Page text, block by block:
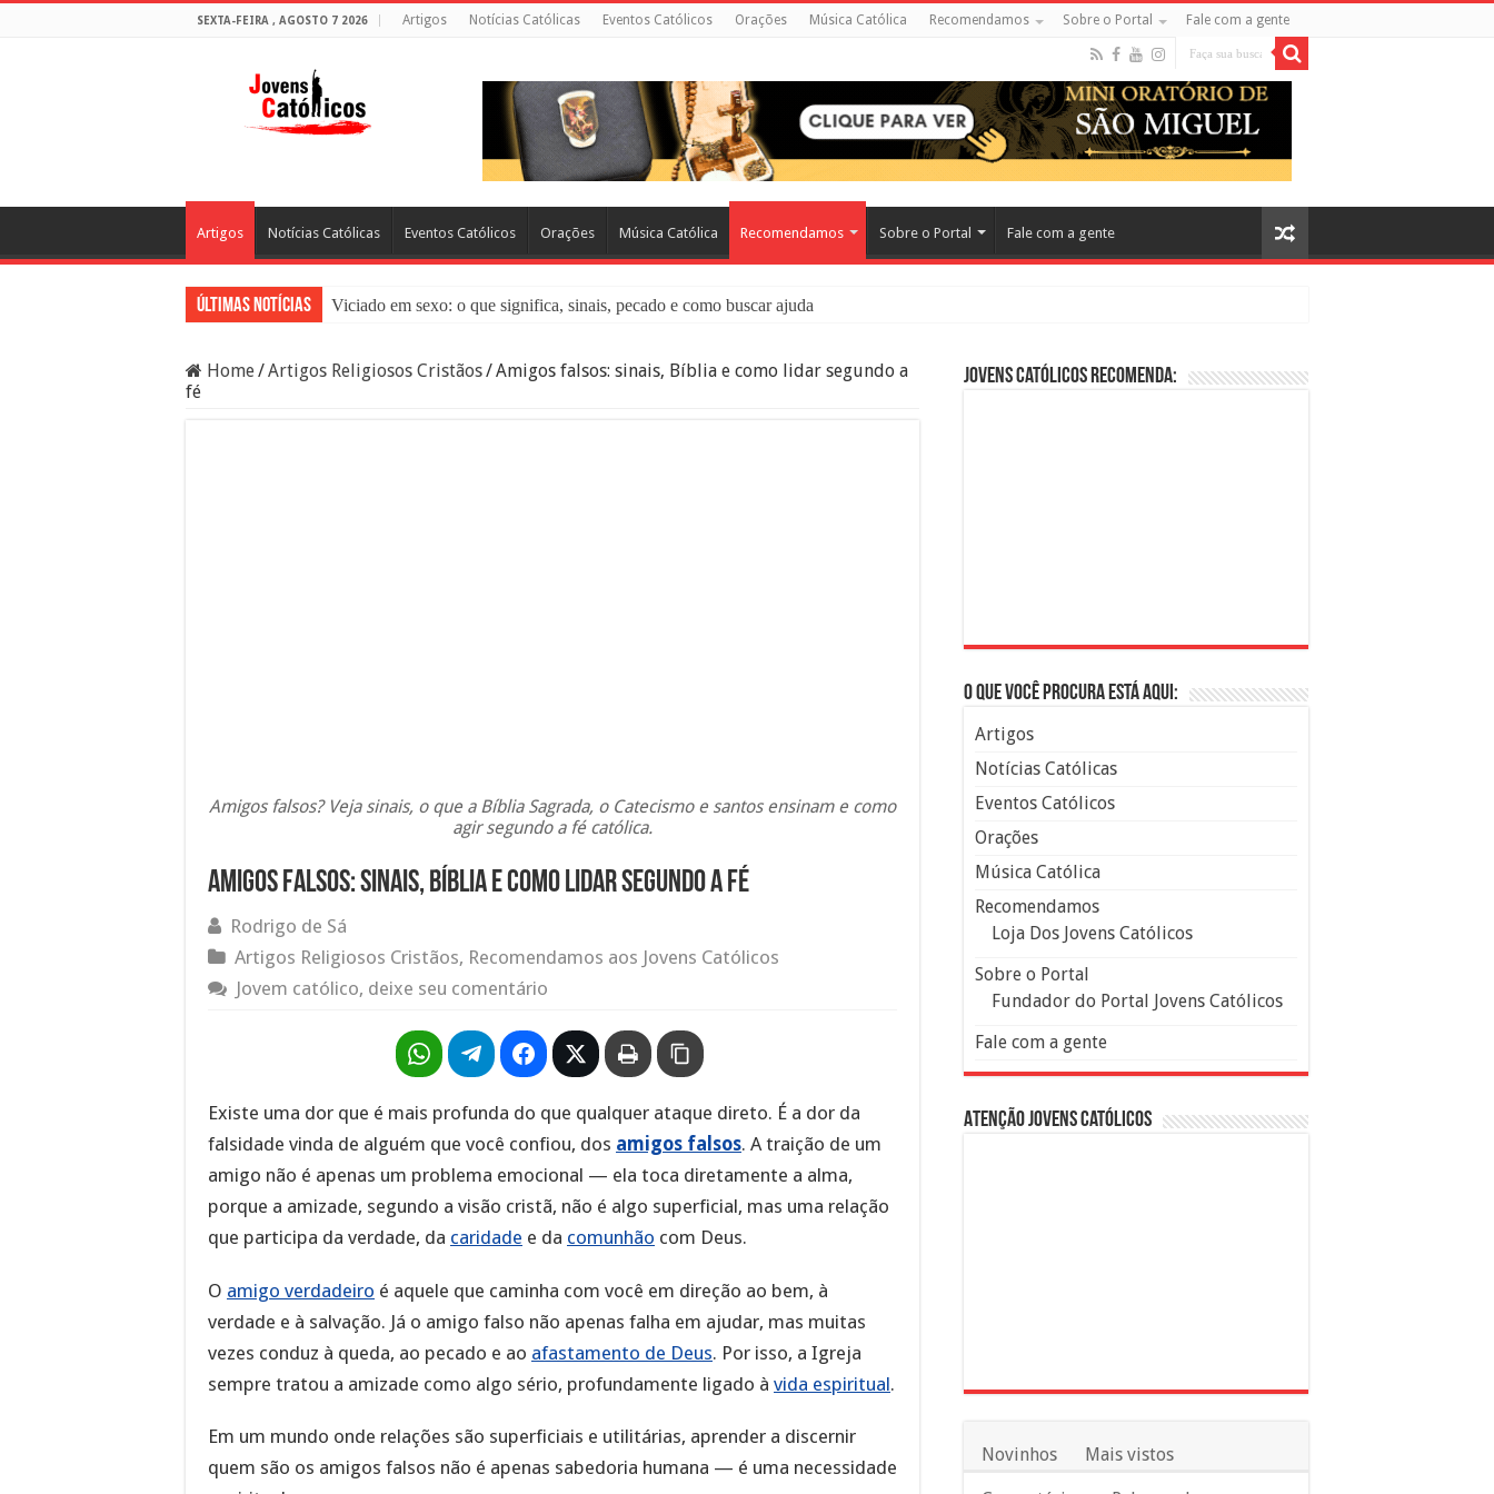
SEXTA-FEIRA , AGOSTO 7 2026 Artigos Notícias Católicas Eventos Católicos Orações Música Católica Recomendamos Sobre o Portal Fale com a gente
Artigos Notícias Católicas Eventos Católicos Orações Música Católica Recomendamos Sobre o Portal Fale com a gente
Últimas Notícias
Viciado em sexo: o que significa, sinais, pecado e como buscar ajuda
Filme Sagrado Coração – Seu Reino Não Terá Fim: O Documentário Que Vai Tocar os Católicos no Cinema
Home/Artigos Religiosos Cristãos/Amigos falsos: sinais, Bíblia e como lidar segundo a
fé
Amigos falsos? Veja sinais, o que a Bíblia Sagrada, o Catecismo e santos ensinam e como
agir segundo a fé católica.
Amigos falsos: sinais, Bíblia e como lidar segundo a fé
Rodrigo de Sá
Artigos Religiosos Cristãos, Recomendamos aos Jovens Católicos
Jovem católico, deixe seu comentário
Existe uma dor que é mais profunda do que qualquer ataque direto. É a dor da
falsidade vinda de alguém que você confiou, dos amigos falsos. A traição de um
amigo não é apenas um problema emocional — ela toca diretamente a alma,
porque a amizade, segundo a visão cristã, não é algo superficial, mas uma relação
que participa da verdade, da caridade e da comunhão com Deus.
O amigo verdadeiro é aquele que caminha com você em direção ao bem, à
verdade e à salvação. Já o amigo falso não apenas falha em ajudar, mas muitas
vezes conduz à queda, ao pecado e ao afastamento de Deus. Por isso, a Igreja
sempre tratou a amizade como algo sério, profundamente ligado à vida espiritual.
Em um mundo onde relações são superficiais e utilitárias, aprender a discernir
quem são os amigos falsos não é apenas sabedoria humana — é uma necessidade
Jovens Católicos Recomenda:
O que você procura está aqui:
Artigos
Notícias Católicas
Eventos Católicos
Orações
Música Católica
Recomendamos
Loja Dos Jovens Católicos
Sobre o Portal
Fundador do Portal Jovens Católicos
Fale com a gente
Atenção Jovens Católicos
Novinhos Mais vistos